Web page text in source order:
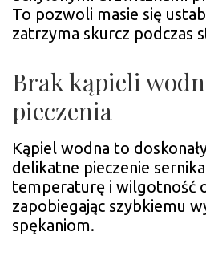
To pozwoli masie się
zatrzyma skurcz podczas
Brak kąpieli
pieczenia
Kąpiel wodna to
delikatne pieczenie
temperaturę i wilgotność
zapobiegając szybkiemu
spękaniom.